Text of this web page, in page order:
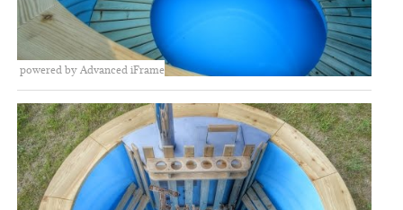
powered by Advanced iFrame